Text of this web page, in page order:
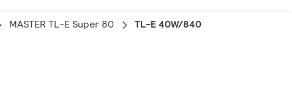
MASTER TL-E Super 80 TL-E 40W/840 1CT/12